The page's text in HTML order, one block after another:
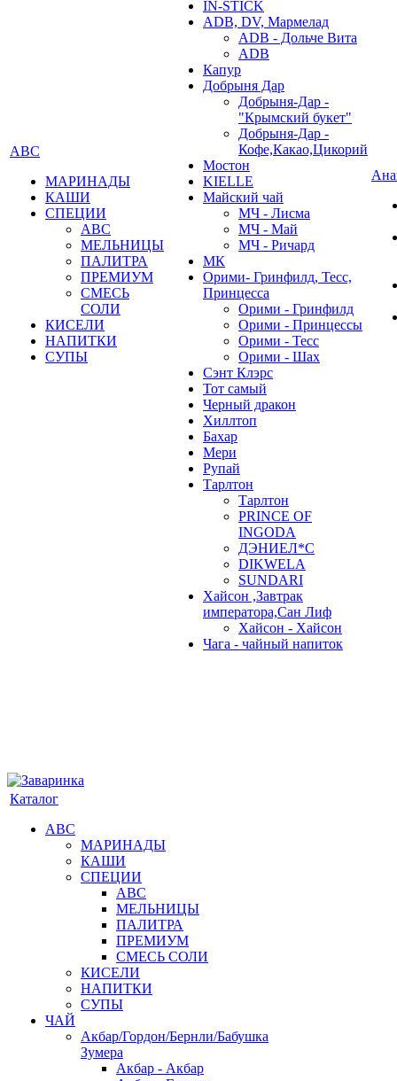
АВС
МАРИНАДЫ
КАШИ
СПЕЦИИ
АВС
МЕЛЬНИЦЫ
ПАЛИТРА
ПРЕМИУМ
СМЕСЬ
СОЛИ
КИСЕЛИ
НАПИТКИ
СУПЫ
IN-STICK
ADB, DV, Мармелад
ADB - Дольче Вита
ADB
Капур
Добрыня Дар
Добрыня-Дар -
"Крымский букет"
Добрыня-Дар -
Кофе,Какао,Цикорий
Мостон
KIELLE
Майский чай
МЧ - Лисма
МЧ - Май
МЧ - Ричард
МК
Орими- Гринфилд, Тесс,
Принцесса
Орими - Гринфилд
Орими - Принцессы
Орими - Тесс
Орими - Шах
Сэнт Клэрс
Тот самый
Черный дракон
Хиллтоп
Бахар
Мери
Рупай
Тарлтон
Тарлтон
PRINCE OF
INGODA
ДЭНИЕЛ*С
DIKWELA
SUNDARI
Хайсон ,Завтрак
императора,Сан Лиф
Хайсон - Хайсон
Чага - чайный напиток
Каталог
АВС
МАРИНАДЫ
КАШИ
СПЕЦИИ
АВС
МЕЛЬНИЦЫ
ПАЛИТРА
ПРЕМИУМ
СМЕСЬ СОЛИ
КИСЕЛИ
НАПИТКИ
СУПЫ
ЧАЙ
Акбар/Гордон/Бернли/Бабушка
Зумера
Акбар - Акбар